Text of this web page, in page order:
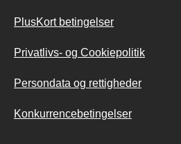
PlusKort betingelser
Privatlivs- og Cookiepolitik
Persondata og rettigheder
Konkurrencebetingelser